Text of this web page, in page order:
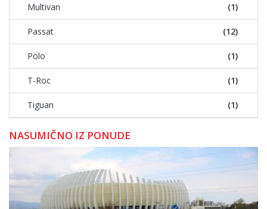
Multivan (1)
Passat (12)
Polo (1)
T-Roc (1)
Tiguan (1)
NASUMIČNO IZ PONUDE